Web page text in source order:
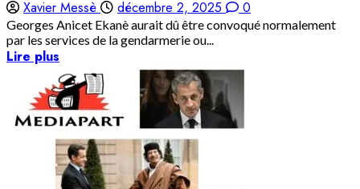
Xavier Messè décembre 2, 2025 0
Georges Anicet Ekanè aurait dû être convoqué normalement
par les services de la gendarmerie ou...
Lire plus